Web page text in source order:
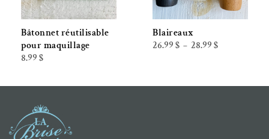
Bâtonnet réutilisable
pour maquillage
8.99 $
Blaireaux
26.99 $ – 28.99 $Plage